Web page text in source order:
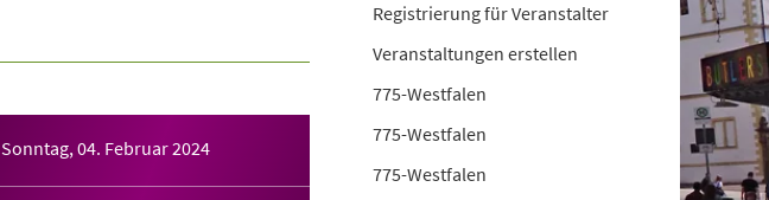
Sonntag, 04. Februar 2024
Registrierung für Veranstalter
Veranstaltungen erstellen
775-Westfalen
775-Westfalen
775-Westfalen